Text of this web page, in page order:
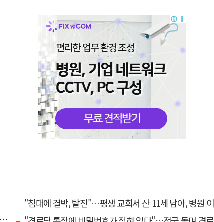
"침대에 결박, 탈진"…평생 교회서 산 11세 남아, 병원 이송 끝 숨져